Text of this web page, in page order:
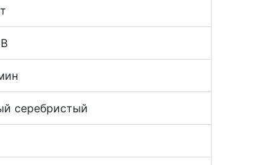
серебристый